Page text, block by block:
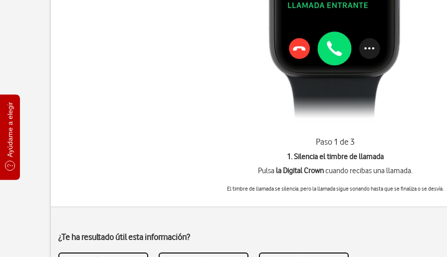
Ayúdame a elegir Paso 1 de 3
1. Silencia el timbre de llamada
Pulsa la Digital Crowncuando recibas una llamada.
El timbre de llamada se silencia, pero la llamada sigue sonando hasta que se finaliza o se desvía.
¿Te ha resultado útil esta información?